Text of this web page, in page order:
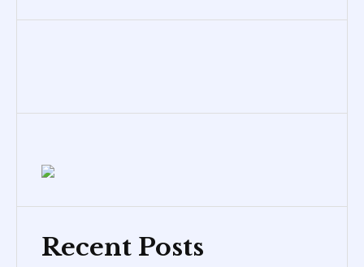
Recent Posts